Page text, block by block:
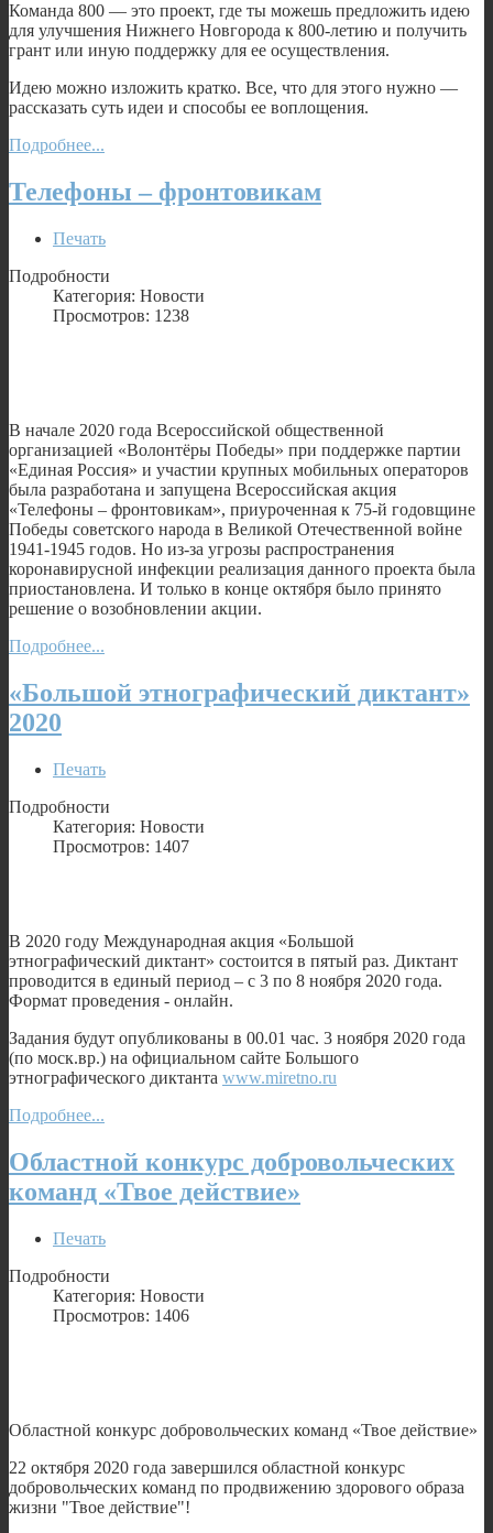
Команда 800 — это проект, где ты можешь предложить идею
для улучшения Нижнего Новгорода к 800-летию и получить
грант или иную поддержку для ее осуществления.
Идею можно изложить кратко. Все, что для этого нужно —
рассказать суть идеи и способы ее воплощения.
Подробнее...
Телефоны – фронтовикам
Печать
Подробности
Категория: Новости
Просмотров: 1238
В начале 2020 года Всероссийской общественной
организацией «Волонтёры Победы» при поддержке партии
«Единая Россия» и участии крупных мобильных операторов
была разработана и запущена Всероссийская акция
«Телефоны – фронтовикам», приуроченная к 75-й годовщине
Победы советского народа в Великой Отечественной войне
1941-1945 годов. Но из-за угрозы распространения
коронавирусной инфекции реализация данного проекта была
приостановлена. И только в конце октября было принято
решение о возобновлении акции.
Подробнее...
«Большой этнографический диктант»
2020
Печать
Подробности
Категория: Новости
Просмотров: 1407
В 2020 году Международная акция «Большой
этнографический диктант» состоится в пятый раз. Диктант
проводится в единый период – с 3 по 8 ноября 2020 года.
Формат проведения - онлайн.
Задания будут опубликованы в 00.01 час. 3 ноября 2020 года
(по моск.вр.) на официальном сайте Большого
этнографического диктанта www.miretno.ru
Подробнее...
Областной конкурс добровольческих
команд «Твое действие»
Печать
Подробности
Категория: Новости
Просмотров: 1406
Областной конкурс добровольческих команд «Твое действие»
22 октября 2020 года завершился областной конкурс
добровольческих команд по продвижению здорового образа
жизни "Твое действие"!